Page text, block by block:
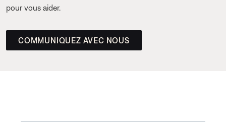
pour vous aider.
COMMUNIQUEZ AVEC NOUS